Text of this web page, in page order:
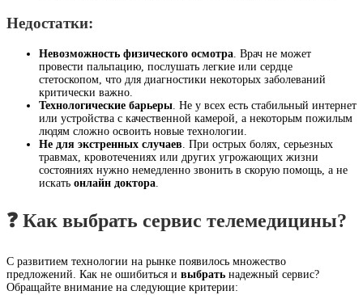
Недостатки:
Невозможность физического осмотра. Врач не может
провести пальпацию, послушать легкие или сердце
стетоскопом, что для диагностики некоторых заболеваний
критически важно.
Технологические барьеры. Не у всех есть стабильный интернет
или устройства с качественной камерой, а некоторым пожилым
людям сложно освоить новые технологии.
Не для экстренных случаев. При острых болях, серьезных
травмах, кровотечениях или других угрожающих жизни
состояниях нужно немедленно звонить в скорую помощь, а не
искать онлайн доктора.
❓ Как выбрать сервис телемедицины?
С развитием технологии на рынке появилось множество
предложений. Как не ошибиться и выбрать надежный сервис?
Обращайте внимание на следующие критерии: